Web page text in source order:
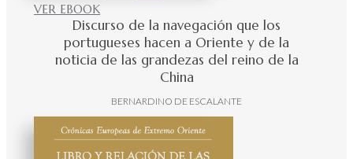
VER EBOOK
Discurso de la navegación que los
portugueses hacen a Oriente y de la
noticia de las grandezas del reino de la
China
BERNARDINO DE ESCALANTE